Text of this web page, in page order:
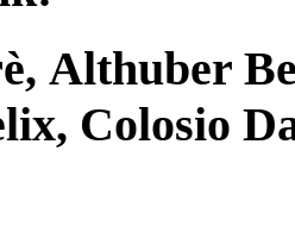
Althuber
Colosio